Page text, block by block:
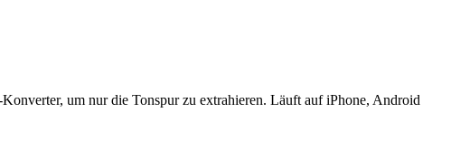
um nur die Tonspur zu extrahieren. Läuft auf iPhone, Android